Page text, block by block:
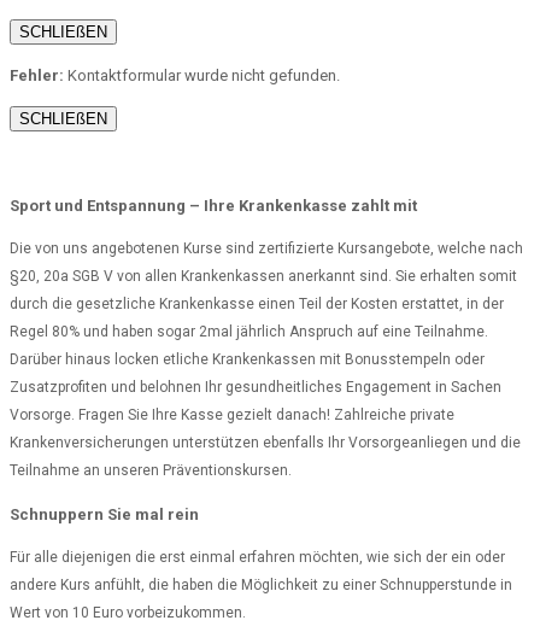
SCHLIEßEN
Fehler: Kontaktformular wurde nicht gefunden.
SCHLIEßEN
Sport und Entspannung – Ihre Krankenkasse zahlt mit
Die von uns angebotenen Kurse sind zertifizierte Kursangebote, welche nach
§20, 20a SGB V von allen Krankenkassen anerkannt sind. Sie erhalten somit
durch die gesetzliche Krankenkasse einen Teil der Kosten erstattet, in der
Regel 80% und haben sogar 2mal jährlich Anspruch auf eine Teilnahme.
Darüber hinaus locken etliche Krankenkassen mit Bonusstempeln oder
Zusatzprofiten und belohnen Ihr gesundheitliches Engagement in Sachen
Vorsorge. Fragen Sie Ihre Kasse gezielt danach! Zahlreiche private
Krankenversicherungen unterstützen ebenfalls Ihr Vorsorgeanliegen und die
Teilnahme an unseren Präventionskursen.
Schnuppern Sie mal rein
Für alle diejenigen die erst einmal erfahren möchten, wie sich der ein oder
andere Kurs anfühlt, die haben die Möglichkeit zu einer Schnupperstunde in
Wert von 10 Euro vorbeizukommen.